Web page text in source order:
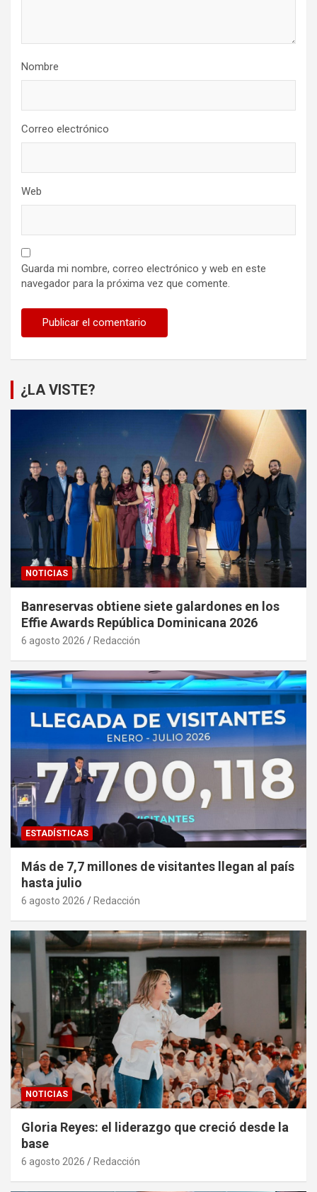
Nombre
Correo electrónico
Web
Guarda mi nombre, correo electrónico y web en este
navegador para la próxima vez que comente.
¿LA VISTE?
NOTICIAS
Banreservas obtiene siete galardones en los
Effie Awards República Dominicana 2026
6 agosto 2026 Redacción
ESTADÍSTICAS
Más de 7,7 millones de visitantes llegan al país
hasta julio
6 agosto 2026 Redacción
NOTICIAS
Gloria Reyes: el liderazgo que creció desde la
base
6 agosto 2026 Redacción